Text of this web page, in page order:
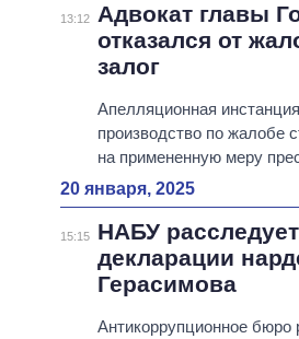
13:12
Адвокат главы
отказался от
залог
Апелляционная
производство по жалобе
на примененную меру
20 января, 2025
15:15
НАБУ
декларации
Герасимова
Антикоррупционное бюро